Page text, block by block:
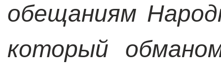
обещаниям
который